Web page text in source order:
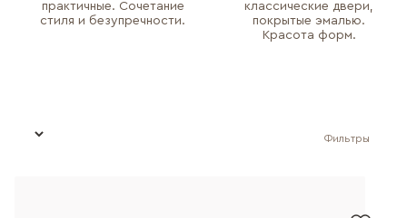
практичные. Сочетание
стиля и безупречности.
классические двери,
покрытые эмалью.
Красота форм.
Фильтры